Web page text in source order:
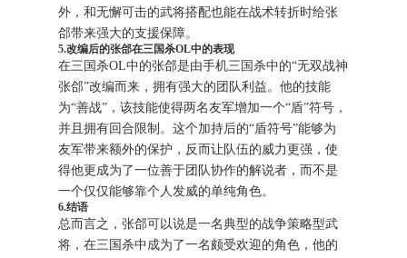
外，和无懈可击的武将搭配也能在战术转折时给张
郃带来强大的支援保障。
5.改编后的张郃在三国杀OL中的表现
在三国杀OL中的张郃是由手机三国杀中的“无双战神
张郃”改编而来，拥有强大的团队利益。他的技能
为“善战”，该技能使得两名友军增加一个“盾”符号，
并且拥有回合限制。这个加持后的“盾符号”能够为
友军带来额外的保护，反而让队伍的威力更强，使
得他更成为了一位善于团队协作的解说者，而不是
一个仅仅能够靠个人发威的单纯角色。
6.结语
总而言之，张郃可以说是一名典型的战争策略型武
将，在三国杀中成为了一名颇受欢迎的角色，他的